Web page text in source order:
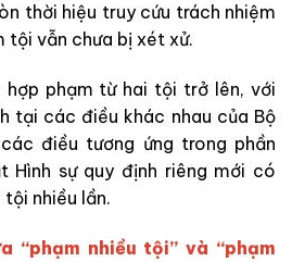
thời hiệu truy cứu trách nhiệm
tội vẫn chưa bị xét xử.
hợp phạm từ hai tội trở lên, với
tại các điều khác nhau của Bộ
điều tương ứng trong phần
Hình sự quy định riêng mới có
nhiều lần.
“phạm nhiều tội” và “phạm